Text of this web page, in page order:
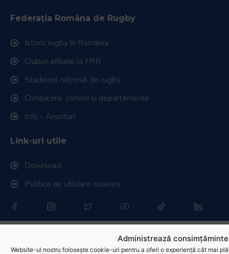
Administrează
Website-ul nostru folosește cookie-uri pentru a oferi o experiență cât mai
Federația Româna de Rugby
Istoric rugby în România
Cluburi afiliate la FRR
Stadionul național de rugby
Conducere, comisii și departamente
Info - Anunțuri
Link-uri utile
Download
Politica de utilizare cookies